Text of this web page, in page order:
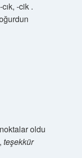
-cik .
oldu
teşekkür